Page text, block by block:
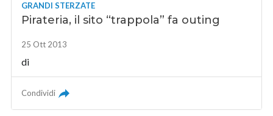
GRANDI STERZATE
Pirateria, il sito “trappola” fa outing
25 Ott 2013
di
Condividi